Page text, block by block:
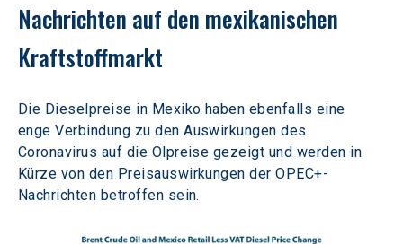
Nachrichten auf den mexikanischen
Kraftstoffmarkt
Die Dieselpreise in Mexiko haben ebenfalls eine
enge Verbindung zu den Auswirkungen des
Coronavirus auf die Ölpreise gezeigt und werden in
Kürze von den Preisauswirkungen der OPEC+-
Nachrichten betroffen sein.